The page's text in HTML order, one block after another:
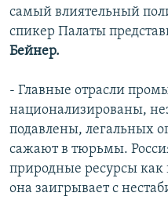
самый влиятельный
спикер Палаты
Бейнер.
- Главные отрасли
национализированы,
подавлены, легальных
сажают в тюрьмы.
природные ресурсы как
она заигрывает с